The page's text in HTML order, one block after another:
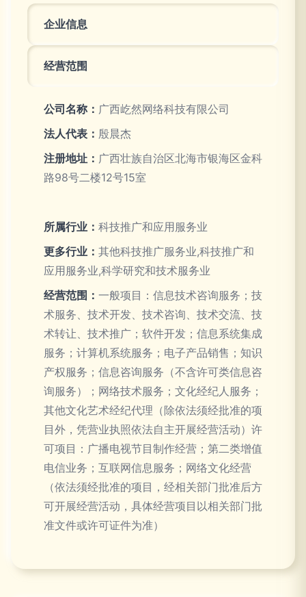
企业信息
经营范围
公司名称： 广西屹然网络科技有限公司
法人代表： 殷晨杰
注册地址： 广西壮族自治区北海市银海区金科
路98号二楼12号15室
所属行业： 科技推广和应用服务业
更多行业： 其他科技推广服务业,科技推广和
应用服务业,科学研究和技术服务业
经营范围： 一般项目：信息技术咨询服务；技
术服务、技术开发、技术咨询、技术交流、技
术转让、技术推广；软件开发；信息系统集成
服务；计算机系统服务；电子产品销售；知识
产权服务；信息咨询服务（不含许可类信息咨
询服务）；网络技术服务；文化经纪人服务；
其他文化艺术经纪代理（除依法须经批准的项
目外，凭营业执照依法自主开展经营活动）许
可项目：广播电视节目制作经营；第二类增值
电信业务；互联网信息服务；网络文化经营
（依法须经批准的项目，经相关部门批准后方
可开展经营活动，具体经营项目以相关部门批
准文件或许可证件为准）